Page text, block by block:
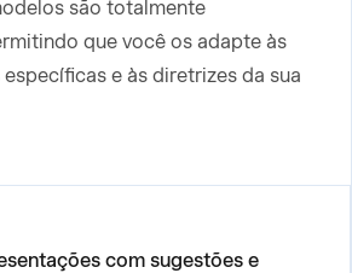
são totalmente
que você os adapte às
e às diretrizes da sua
com sugestões e